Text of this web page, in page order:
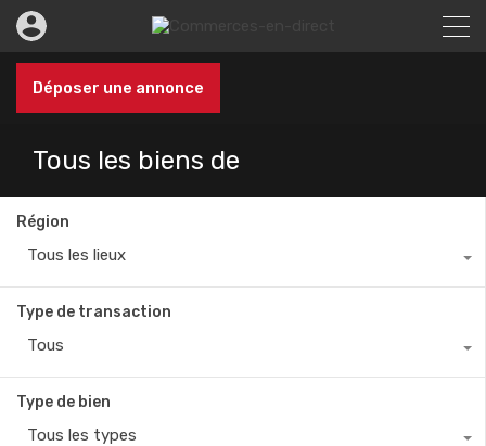
Déposer une annonce
Tous les biens de
Région
Tous les lieux
Type de transaction
Tous
Type de bien
Tous les types